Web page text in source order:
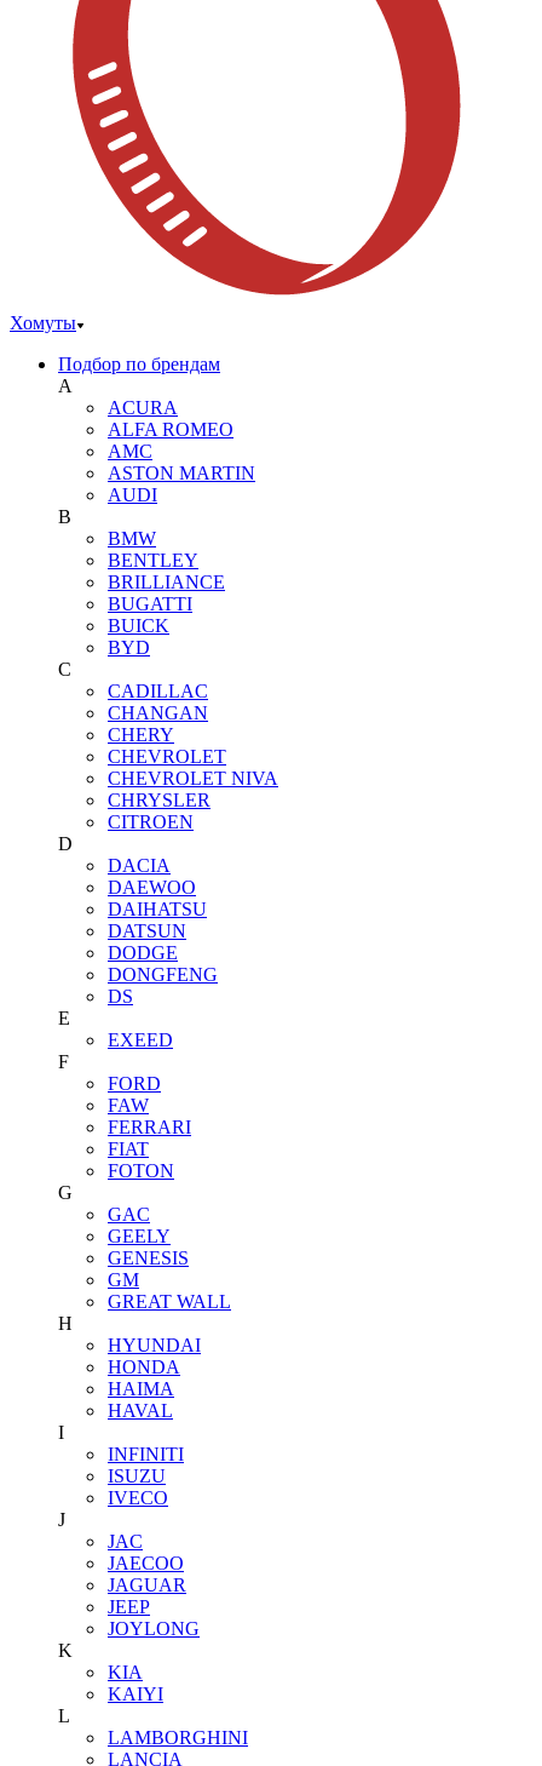
Хомуты
Подбор по брендам
A
ACURA
ALFA ROMEO
AMC
ASTON MARTIN
AUDI
B
BMW
BENTLEY
BRILLIANCE
BUGATTI
BUICK
BYD
C
CADILLAC
CHANGAN
CHERY
CHEVROLET
CHEVROLET NIVA
CHRYSLER
CITROEN
D
DACIA
DAEWOO
DAIHATSU
DATSUN
DODGE
DONGFENG
DS
E
EXEED
F
FORD
FAW
FERRARI
FIAT
FOTON
G
GAC
GEELY
GENESIS
GM
GREAT WALL
H
HYUNDAI
HONDA
HAIMA
HAVAL
I
INFINITI
ISUZU
IVECO
J
JAC
JAECOO
JAGUAR
JEEP
JOYLONG
K
KIA
KAIYI
L
LAMBORGHINI
LANCIA